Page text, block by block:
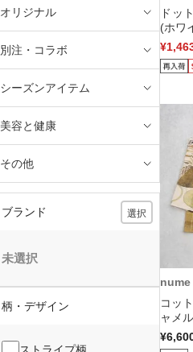
オリジナル
別注・コラボ
シーズンアイテム
美容と健康
その他
ブランド 選択
未選択
柄・デザイン
ストライプ柄
ドッ
(ホワ
nume
コッ
ャメ